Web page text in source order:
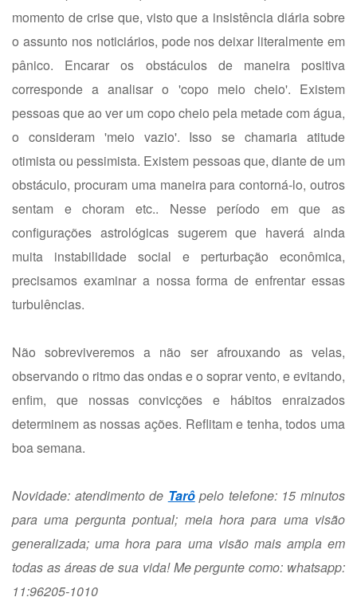
momento de crise que, visto que a insistência diária sobre
o assunto nos noticiários, pode nos deixar literalmente em
pânico. Encarar os obstáculos de maneira positiva
corresponde a analisar o 'copo meio cheio'. Existem
pessoas que ao ver um copo cheio pela metade com água,
o consideram 'meio vazio'. Isso se chamaria atitude
otimista ou pessimista. Existem pessoas que, diante de um
obstáculo, procuram uma maneira para contorná-lo, outros
sentam e choram etc.. Nesse período em que as
configurações astrológicas sugerem que haverá ainda
muita instabilidade social e perturbação econômica,
precisamos examinar a nossa forma de enfrentar essas
turbulências.
Não sobreviveremos a não ser afrouxando as velas,
observando o ritmo das ondas e o soprar vento, e evitando,
enfim, que nossas convicções e hábitos enraizados
determinem as nossas ações. Reflitam e tenha, todos uma
boa semana.
Novidade: atendimento de Tarôpelo telefone: 15 minutos
para uma pergunta pontual; meia hora para uma visão
generalizada; uma hora para uma visão mais ampla em
todas as áreas de sua vida! Me pergunte como: whatsapp:
11:96205-1010